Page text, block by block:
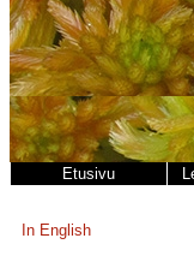
Etusivu
In English